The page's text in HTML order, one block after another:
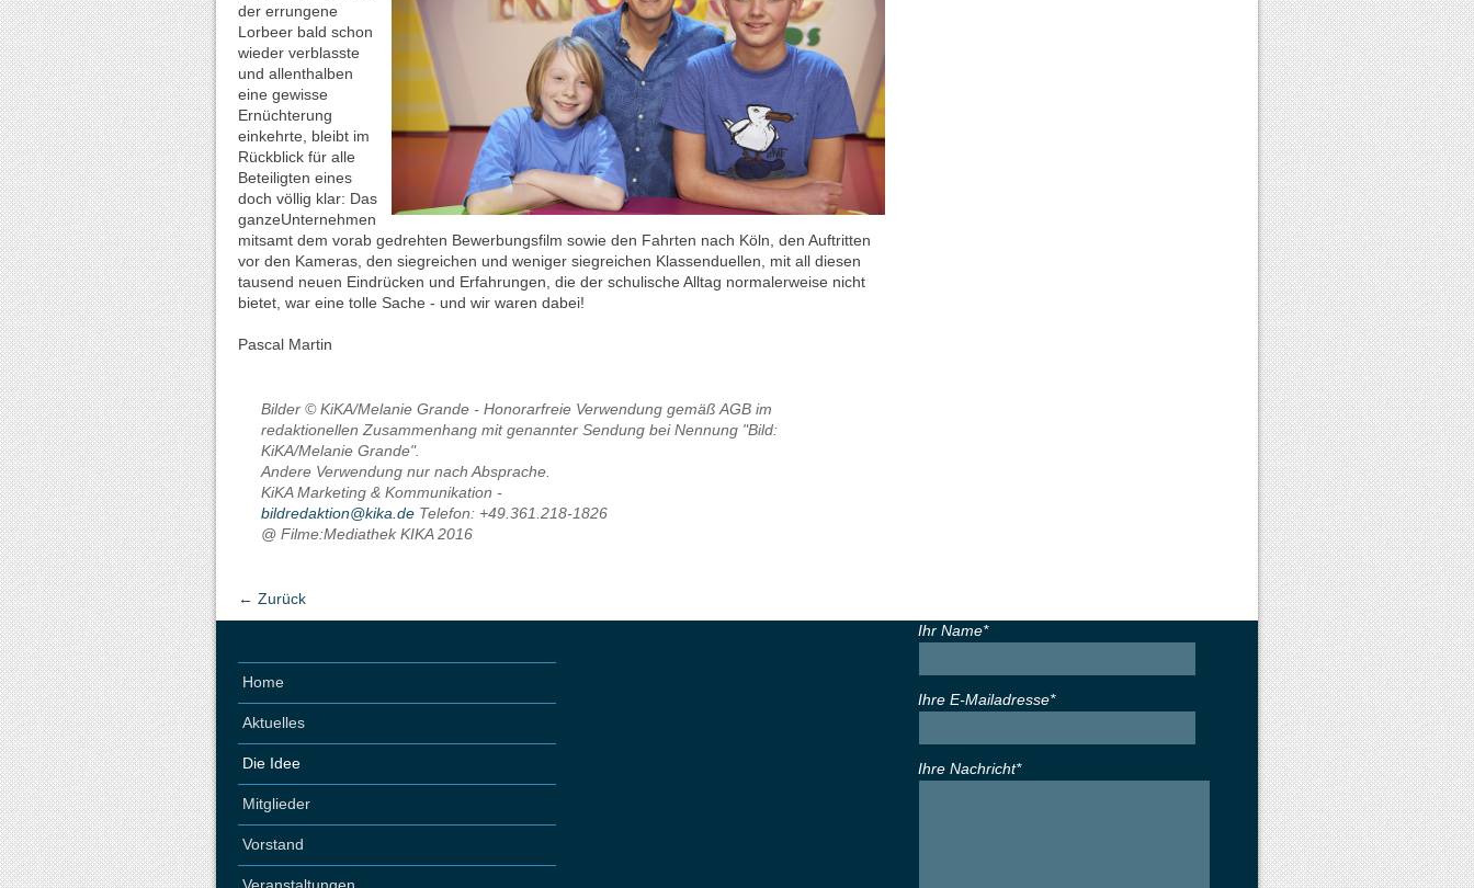
der errungene
Lorbeer bald schon
wieder verblasste
und allenthalben
eine gewisse
Ernüchterung
einkehrte, bleibt im
Rückblick für alle
Beteiligten eines
doch völlig klar: Das
ganzeUnternehmen
mitsamt dem vorab gedrehten Bewerbungsfilm sowie den Fahrten nach Köln, den Auftritten
vor den Kameras, den siegreichen und weniger siegreichen Klassenduellen, mit all diesen
tausend neuen Eindrücken und Erfahrungen, die der schulische Alltag normalerweise nicht
bietet, war eine tolle Sache - und wir waren dabei!
Pascal Martin
Bilder © KiKA/Melanie Grande - Honorarfreie Verwendung gemäß AGB im
redaktionellen Zusammenhang mit genannter Sendung bei Nennung "Bild:
KiKA/Melanie Grande".
Andere Verwendung nur nach Absprache.
KiKA Marketing & Kommunikation -
bildredaktion@kika.de Telefon: +49.361.218-1826
@ Filme:Mediathek KIKA 2016
← Zurück
Home
Aktuelles
Die Idee
Mitglieder
Vorstand
Veranstaltungen
Ihr Name*
Ihre E-Mailadresse*
Ihre Nachricht*